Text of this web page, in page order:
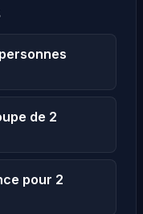
de 2
pour 2